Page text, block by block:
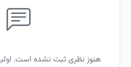
هنوز نظری ثبت نشده است.